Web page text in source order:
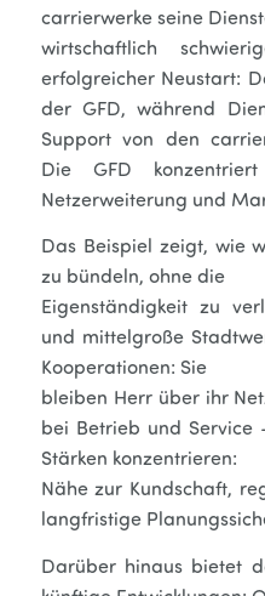
carrierwerke seine
wirtschaftlich
erfolgreicher Neustart:
der GFD, während
Support von den
Die GFD
Netzerweiterung und
Das Beispiel zeigt, wie
zu bündeln, ohne die
Eigenständigkeit zu
und mittelgroße
Kooperationen: Sie
bleiben Herr über ihr
bei Betrieb und Service
Stärken konzentrieren:
Nähe zur Kundschaft,
langfristige
Darüber hinaus bietet